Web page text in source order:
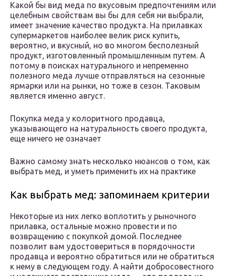
Какой бы вид меда по вкусовым предпочтениям или
целебным свойствам вы бы для себя ни выбрали,
имеет значение качество продукта. На прилавках
супермаркетов наиболее велик риск купить,
вероятно, и вкусный, но во многом бесполезный
продукт, изготовленный промышленным путем. А
потому в поисках натурального и непременно
полезного меда лучше отправляться на сезонные
ярмарки или на рынки, но тоже в сезон. Таковым
является именно август.
Покупка меда у колоритного продавца,
указывающего на натуральность своего продукта,
еще ничего не означает
Важно самому знать несколько нюансов о том, как
выбрать мед, и уметь применить их на практике
Как выбрать мед: запоминаем критерии
Некоторые из них легко воплотить у рыночного
прилавка, остальные можно провести и по
возвращению с покупкой домой. Последнее
позволит вам удостовериться в порядочности
продавца и вероятно обратиться или не обратиться
к нему в следующем году. А найти добросовестного